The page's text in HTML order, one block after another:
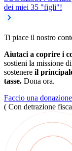
dei miei 35 "figli"!
Ti piace il nostro
Aiutaci a coprire i
sostieni la missione
sostenere il
tasse. Dona ora.
Faccio una
( Con detrazione